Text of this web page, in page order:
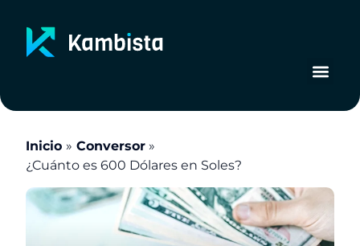
contenido
Inicio
Conversor
¿Cuánto es 600 Dólares en Soles?